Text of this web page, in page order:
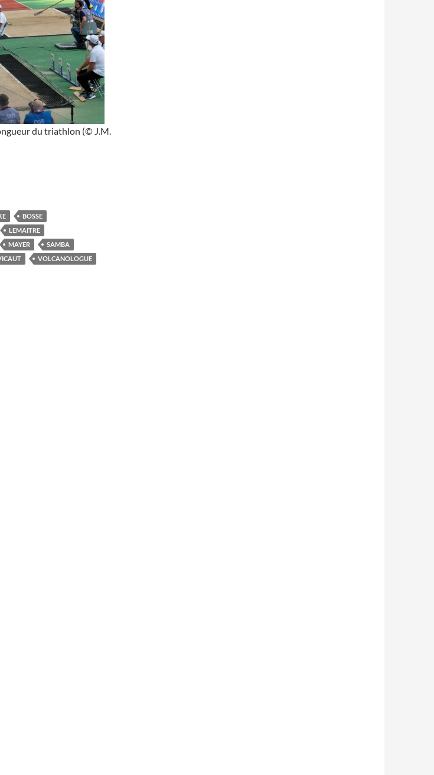
du triathlon (© J.M.
Charléty
BOSSE
LEMAITRE
MAYER
SAMBA
VOLCANOLOGUE